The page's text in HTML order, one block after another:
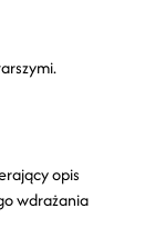
opis
wdrażania